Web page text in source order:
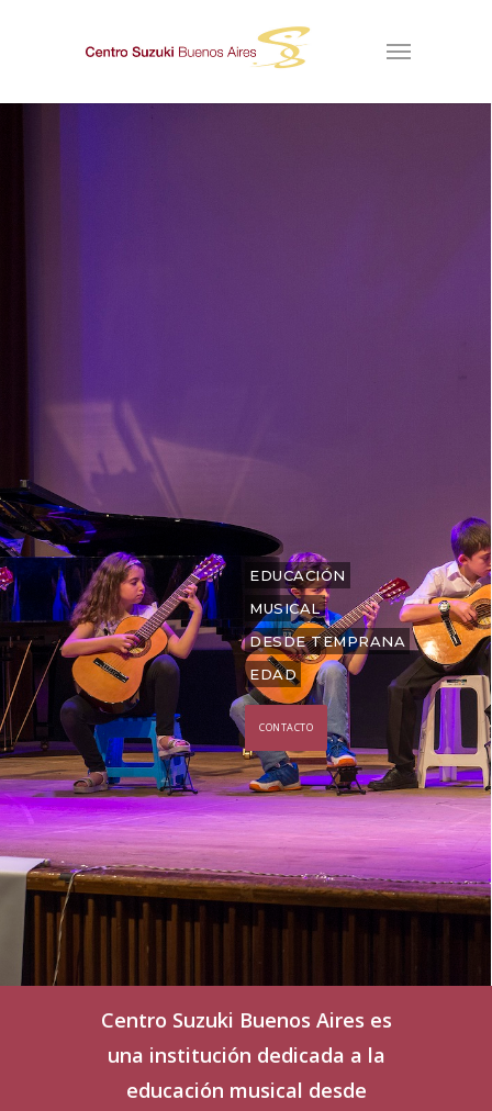
EDUCACIÓN
MUSICAL
DESDE TEMPRANA
EDAD
CONTACTO
Centro Suzuki Buenos Aires es
una institución dedicada a la
educación musical desde